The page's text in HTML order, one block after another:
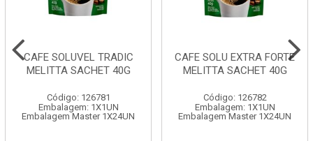
CAFE SOLUVEL TRADIC
MELITTA SACHET 40G
Código: 126781
Embalagem: 1X1UN
Embalagem Master 1X24UN
CAFE SOLU EXTRA FORTE
MELITTA SACHET 40G
Código: 126782
Embalagem: 1X1UN
Embalagem Master 1X24UN